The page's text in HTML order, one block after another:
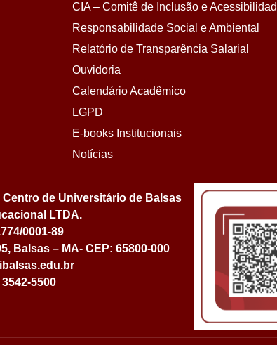
CIA – Comitê de Inclusão e
Responsabilidade Social e Ambiental
Relatório de Transparência Salarial
Ouvidoria
Calendário Acadêmico
LGPD
E-books Institucionais
Notícias
Centro de Universitário de Balsas
LTDA.
0001-89
Balsas – MA- CEP: 65800-000
5500